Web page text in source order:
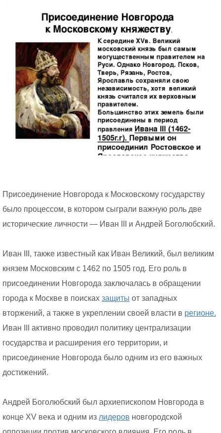
Присоединение Новгорода к Московскому государству
было процессом, в котором сыграли важную роль две
исторические личности — Иван III и Андрей Боголюбский.
Иван III, также известный как Иван Великий, был великим
князем Московским с 1462 по 1505 год. Его роль в
присоединении Новгорода заключалась в обращении
города к Москве в поисках защиты от западных
вторжений, а также в укреплении своей власти в регионе.
Иван III активно проводил политику централизации
государства и расширения его территории, и
присоединение Новгорода было одним из его важных
достижений.
Андрей Боголюбский был архиепископом Новгорода в
конце XV века и одним из лидеров новгородской